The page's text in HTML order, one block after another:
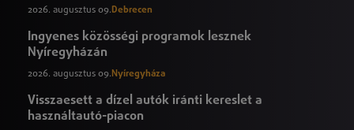
2026. augusztus 09.Debrecen
Ingyenes közösségi programok lesznek
Nyíregyházán
2026. augusztus 09. Nyíregyháza
Visszaesett a dízel autók iránti kereslet a
használtautó-piacon